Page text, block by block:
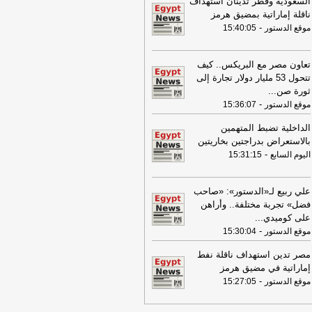
"حماس": المحاولة محكوم عليها
-لبنانون 24
عناوين الصحف المصرية ليوم
02-08-2026
-
07:24
عناوين الصحف المصرية ليوم
01-08-2026
16:22
ترامب: ضرباتنا ضد إيران
24
12:46
وفاة والد تامر حسني بعد وعكة
08:16
عناوين الصحف المصرية ليوم
31-07-2026
-
19:49
السيسي: الجهات المعنية باشرت
للوقوف على تفاصيل الهجوم
على ميناء دمياط
لبنانون 24
09:26
مجلس الوزراء المصري: الحريق
تعرضت له سفينتان في ميناء دمياط
ناقلة إماراتية بمضيق هرمز
موقع الدستور -
15:40:05
تعاون مصر مع البريكس.. كيف
تتحول 53 مليار دولار تجارة إلى
ثورة صن...
موقع الدستور -
15:36:07
الداخلية تضبط المتهمين
بالاستعراض بدراجتين بخاريتين
اليوم السابع -
15:31:15
علي ربيع لـ«الدستور»: «صاحب
فضل» تجربة مختلفة.. وأراهن
على كوميدي...
موقع الدستور -
15:30:04
مصر تدين استهداف ناقلة نفط
إماراتية في مضيق هرمز
موقع الدستور -
15:27:05